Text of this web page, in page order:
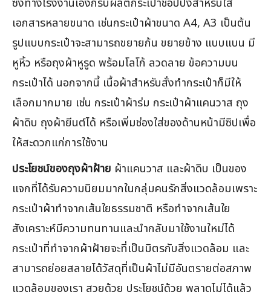
เอกสารหลายขนาด เช่นกระเป๋าผ้าขนาด A4, A3 เป็นต้น
รูปแบบกระเป๋าจะสามารถขยายก้น ขยายข้าง แบบแบน มี
หูหิ้ว หรือถุงผ้าหูรูด พร้อมโลโก้ ลวดลาย ข้อความบน
กระเป๋าได้ นอกจากนี้ เนื้อผ้าสำหรับสั่งทำกระเป๋าก็มีให้
เลือกมากมาย เช่น กระเป๋าผ้าร่ม กระเป๋าผ้าแคนวาส ถุง
ผ้าดิบ ถุงผ้ายีนต์ได้ หรือเพิ่มช่องใส่ของด้านหน้ามีซิปเพื่อ
ให้สะดวกแก่การใช้งาน
ประโยชน์ของถุงผ้าฝ้าย ผ้าแคนวาส และผ้าดิบ เป็นของ
แจกที่ได้รับความนิยมมากในกลุ่มคนรักสิ่งแวดล้อมเพราะ
กระเป๋าผ้าทำจากเส้นใยธรรมชาติ หรือทำจากเส้นใย
สังเคราะห์มีความทนทานและนำกลับมาใช้งานใหม่ได้
กระเป๋าที่ทำจากผ้าฝ้ายจะที่เป็นมิตรกับสิ่งแวดล้อม และ
สามารถย่อยสลายได้วัสดุที่เป็นผ้าไม่มีอันตรายต่อสภาพ
แวดล้อมของเรา สวยด้วย ประโยชน์ด้วย พลาดไม่ได้แล้ว